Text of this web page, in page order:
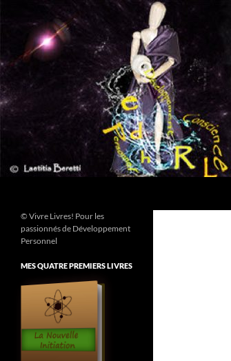
contenu
© Vivre Livres! Pour les
passionnés de Développement
Personnel
MES QUATRE PREMIERS LIVRES